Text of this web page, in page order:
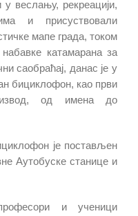
веслању, рекреацији,
и присуствовали
мапе града, током
катамарана за
саобраћај, данас је у
бициклофон, као први
од имена до
је постављен
Аутобускe станицe и
и ученици